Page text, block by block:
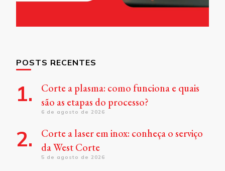
POSTS RECENTES
Corte a plasma: como funciona e quais
são as etapas do processo?
6 de agosto de 2026
Corte a laser em inox: conheça o serviço
da West Corte
5 de agosto de 2026